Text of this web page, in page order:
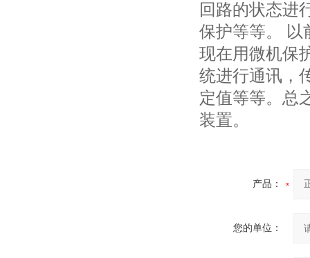
回路的状态进
保护等等。 以
现在用微机保
统进行通讯，
定值等等。总
装置。
产品：
您的单位：